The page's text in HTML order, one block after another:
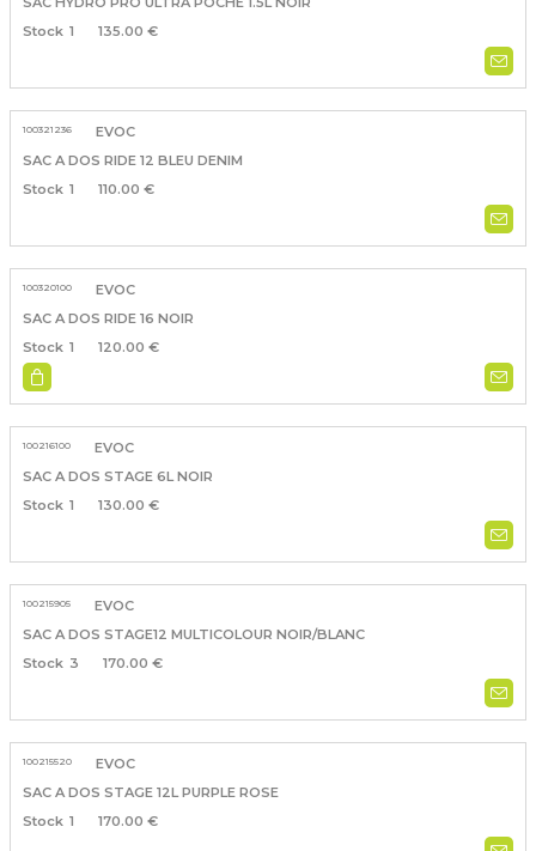
1
135.00 €
100321236
EVOC
SAC A DOS RIDE 12 BLEU DENIM
1
110.00 €
100320100
EVOC
SAC A DOS RIDE 16 NOIR
1
120.00 €
100216100
EVOC
SAC A DOS STAGE 6L NOIR
1
130.00 €
100215905
EVOC
SAC A DOS STAGE12 MULTICOLOUR NOIR/BLANC
3
170.00 €
100215520
EVOC
SAC A DOS STAGE 12L PURPLE ROSE
1
170.00 €